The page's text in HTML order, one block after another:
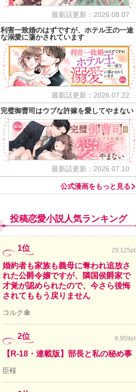
最新話更新：2026.08.07
利害一致婚のはずですが、ホテル王の一途
な溺愛に蕩かされています
最新話更新：2026.07.22
完璧御曹司はウブな許嫁を愛してやまない
最新話更新：2026.07.10
公式漫画をもっと見る
投稿恋愛小説人気ランキング
1位 29,125pt
婚約者も家族も義母に奪われ追放さ
れた公爵令嬢ですが、隣国侯爵家で
才覚が認められたので、今さら後悔
されてももう戻りません
コルク傘
2位 6,959pt
【R-18・連載版】部長と私の秘め事
臣桜